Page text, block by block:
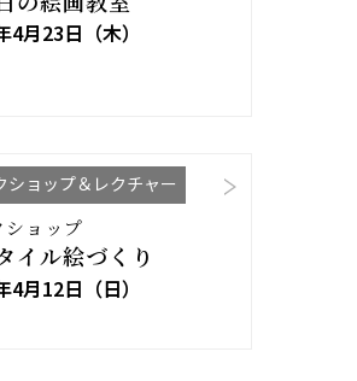
4月23日（木）
ショップ＆レクチャー
ショップ
イル絵づくり
4月12日（日）